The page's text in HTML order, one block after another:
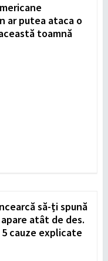
ar putea ataca o
toamnă
să-ți spună
atât de des.
cauze explicate